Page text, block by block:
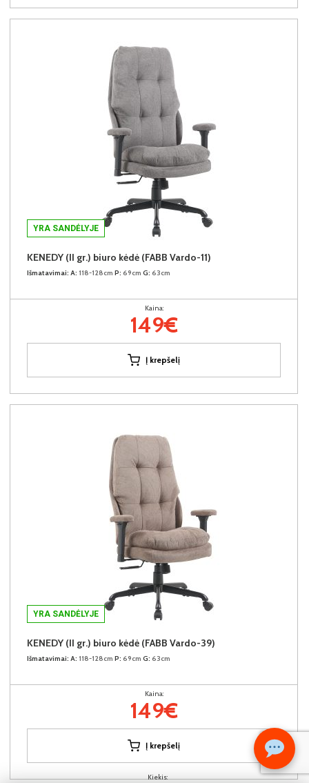
Kiekis:
YRA SANDĖLYJE
KENEDY (II gr.) biuro kėdė (FABB Vardo-11)
Išmatavimai: A: 118-128cm P: 69cm G: 63cm
Kaina:
149€
Į krepšelį
YRA SANDĖLYJE
KENEDY (II gr.) biuro kėdė (FABB Vardo-39)
Išmatavimai: A: 118-128cm P: 69cm G: 63cm
Kaina:
149€
Į krepšelį